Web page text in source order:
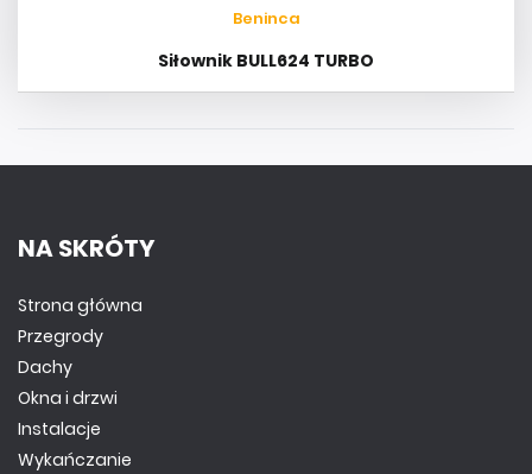
Beninca
Siłownik BULL624 TURBO
NA SKRÓTY
Strona główna
Przegrody
Dachy
Okna i drzwi
Instalacje
Wykańczanie